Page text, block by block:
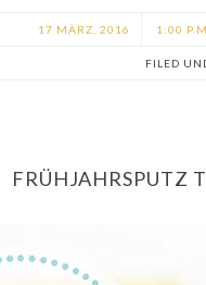
17 MÄRZ, 2016 1:00 P.M.
FILED
FRÜHJAHRSPUTZ